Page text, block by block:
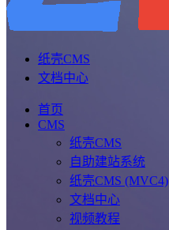
纸壳CMS
文档中心
首页
CMS
纸壳CMS
自助建站系统
纸壳CMS (MVC4)
文档中心
视频教程